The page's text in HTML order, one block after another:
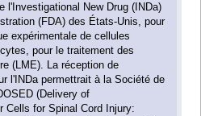
l'Investigational New Drug (INDa)
(FDA) des États-Unis, pour
expérimentale de cellules
pour le traitement des
(LME). La réception de
l'INDa permettrait à la Société de
(Delivery of
Cells for Spinal Cord Injury: